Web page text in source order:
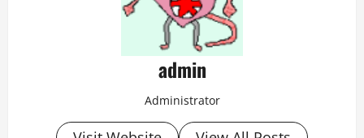
admin
Administrator